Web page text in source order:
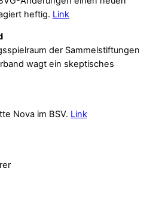
heftig. Link
der Sammelstiftungen
wagt ein skeptisches
Nova im BSV. Link